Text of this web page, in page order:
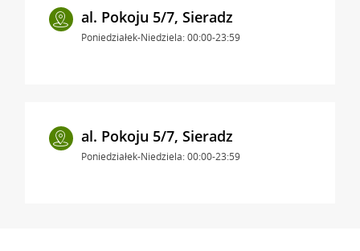
al. Pokoju 5/7, Sieradz
Poniedziałek-Niedziela: 00:00-23:59
al. Pokoju 5/7, Sieradz
Poniedziałek-Niedziela: 00:00-23:59